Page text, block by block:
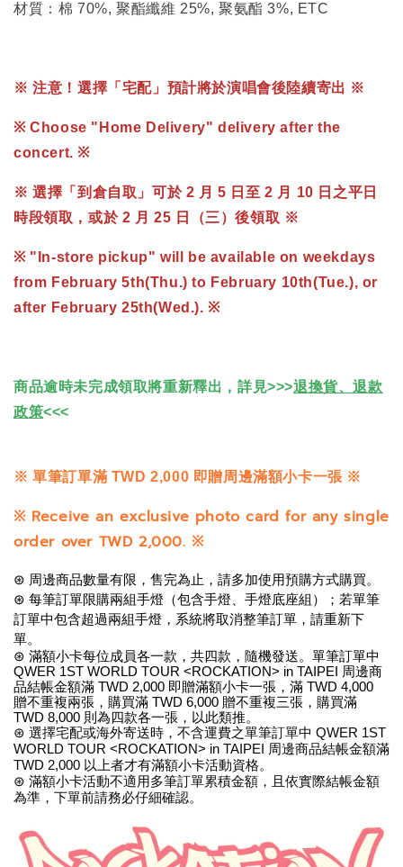
材質：棉 70%, 聚酯纖維 25%, 聚氨酯 3%, ETC
※ 注意！選擇「宅配」預計將於演唱會後陸續寄出 ※
※ Choose "Home Delivery" delivery after the
concert. ※
※ 選擇「到倉自取」可於 2 月 5 日至 2 月 10 日之平日
時段領取，或於 2 月 25 日（三）後領取 ※
※ "In-store pickup" will be available on weekdays
from February 5th(Thu.) to February 10th(Tue.), or
after February 25th(Wed.). ※
商品逾時未完成領取將重新釋出，詳見>>>退換貨、退款
政策<<<
※ 單筆訂單滿 TWD 2,000 即贈周邊滿額小卡一張 ※
※ Receive an exclusive photo card for any single
order over TWD 2,000.※
⊛ 周邊商品數量有限，售完為止，請多加使用預購方式購買。
⊛ 每筆訂單限購兩組手燈（包含手燈、手燈底座組）；若單筆
訂單中包含超過兩組手燈，系統將取消整筆訂單，請重新下
單。
⊛ 滿額小卡每位成員各一款，共四款，隨機發送。單筆訂單中
QWER 1ST WORLD TOUR <ROCKATION> in TAIPEI 周邊商
品結帳金額滿 TWD 2,000 即贈滿額小卡一張，滿 TWD 4,000
贈不重複兩張，購買滿 TWD 6,000 贈不重複三張，購買滿
TWD 8,000 則為四款各一張，以此類推。
⊛ 選擇宅配或海外寄送時，不含運費之單筆訂單中 QWER 1ST
WORLD TOUR <ROCKATION> in TAIPEI 周邊商品結帳金額滿
TWD 2,000 以上者才有滿額小卡活動資格。
⊛ 滿額小卡活動不適用多筆訂單累積金額，且依實際結帳金額
為準，下單前請務必仔細確認。